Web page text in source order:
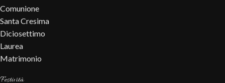
Comunione
Santa Cresima
Diciosettimo
Laurea
Matrimonio
Festività